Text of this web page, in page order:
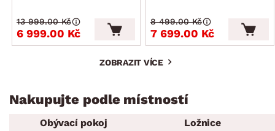
6 999.00 Kč
13 999.00 Kč
7 699.00 Kč
8 499.00 Kč
ZOBRAZIT VÍCE
Nakupujte podle místností
Obývací pokoj Ložnice